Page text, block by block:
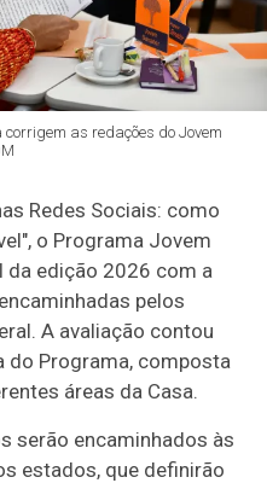
as redações do Jovem
Redes Sociais: como
o Programa Jovem
da edição 2026 com a
pelos
A avaliação contou
do Programa, composta
áreas da Casa.
serão encaminhados às
estados, que definirão